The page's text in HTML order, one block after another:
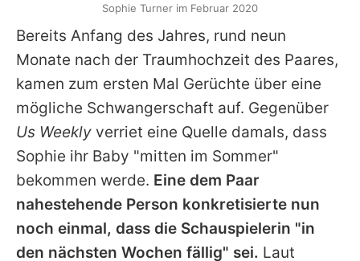
Bereits Anfang des Jahres, rund neun
Monate nach der Traumhochzeit des Paares,
kamen zum ersten Mal Gerüchte über eine
mögliche Schwangerschaft auf. Gegenüber
Us Weekly verriet eine Quelle damals, dass
Sophie ihr Baby "mitten im Sommer"
bekommen werde. Eine dem Paar
nahestehende Person konkretisierte nun
noch einmal, dass die Schauspielerin "in
den nächsten Wochen fällig" sei. Laut
Sophie Turner im Februar 2020